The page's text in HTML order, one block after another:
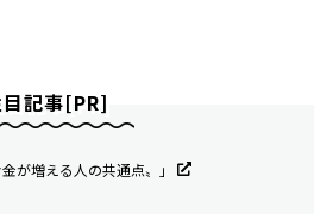
記事[PR]
が増える人の共通点〟」